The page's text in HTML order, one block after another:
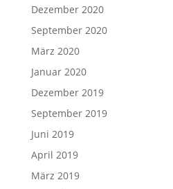
Dezember 2020
September 2020
März 2020
Januar 2020
Dezember 2019
September 2019
Juni 2019
April 2019
März 2019